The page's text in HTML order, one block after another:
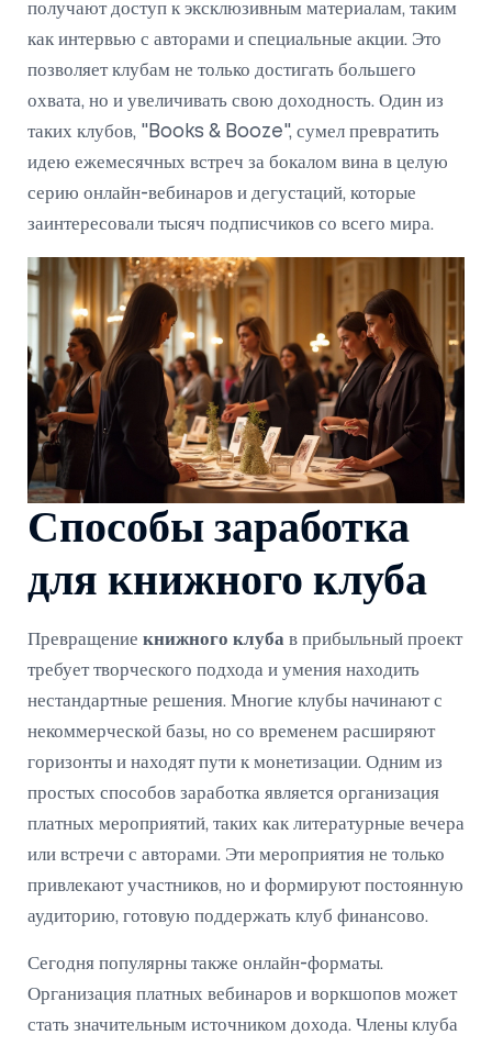
получают доступ к эксклюзивным материалам, таким
как интервью с авторами и специальные акции. Это
позволяет клубам не только достигать большего
охвата, но и увеличивать свою доходность. Один из
таких клубов, "Books & Booze", сумел превратить
идею ежемесячных встреч за бокалом вина в целую
серию онлайн-вебинаров и дегустаций, которые
заинтересовали тысяч подписчиков со всего мира.
Способы заработка
для книжного клуба
Превращение книжного клуба в прибыльный проект
требует творческого подхода и умения находить
нестандартные решения. Многие клубы начинают с
некоммерческой базы, но со временем расширяют
горизонты и находят пути к монетизации. Одним из
простых способов заработка является организация
платных мероприятий, таких как литературные вечера
или встречи с авторами. Эти мероприятия не только
привлекают участников, но и формируют постоянную
аудиторию, готовую поддержать клуб финансово.
Сегодня популярны также онлайн-форматы.
Организация платных вебинаров и воркшопов может
стать значительным источником дохода. Члены клуба